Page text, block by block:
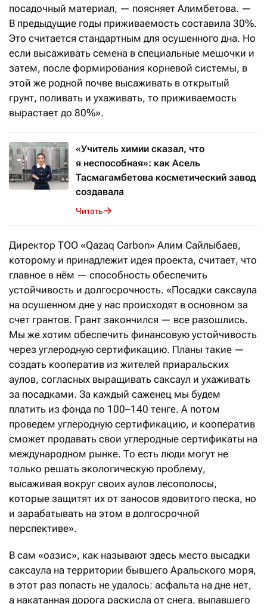
посадочный материал, — поясняет Алимбетова. —
В предыдущие годы приживаемость составила 30%.
Это считается стандартным для осушенного дна. Но
если высаживать семена в специальные мешочки и
затем, после формирования корневой системы, в
этой же родной почве высаживать в открытый
грунт, поливать и ухаживать, то приживаемость
вырастает до 80%».
«Учитель химии сказал, что
я неспособная»: как Асель
Тасмагамбетова косметический завод
создавала
Читать
Директор ТОО «Qazaq Carbon» Алим Сайлыбаев,
которому и принадлежит идея проекта, считает, что
главное в нём — способность обеспечить
устойчивость и долгосрочность. «Посадки саксаула
на осушенном дне у нас происходят в основном за
счет грантов. Грант закончился — все разошлись.
Мы же хотим обеспечить финансовую устойчивость
через углеродную сертификацию. Планы такие —
создать кооператив из жителей приаральских
аулов, согласных выращивать саксаул и ухаживать
за посадками. За каждый саженец мы будем
платить из фонда по 100–140 тенге. А потом
проведем углеродную сертификацию, и кооператив
сможет продавать свои углеродные сертификаты на
международном рынке. То есть люди могут не
только решать экологическую проблему,
высаживая вокруг своих аулов лесополосы,
которые защитят их от заносов ядовитого песка, но
и зарабатывать на этом в долгосрочной
перспективе».
В сам «оазис», как называют здесь место высадки
саксаула на территории бывшего Аральского моря,
в этот раз попасть не удалось: асфальта на дне нет,
а накатанная дорога раскисла от снега, выпавшего